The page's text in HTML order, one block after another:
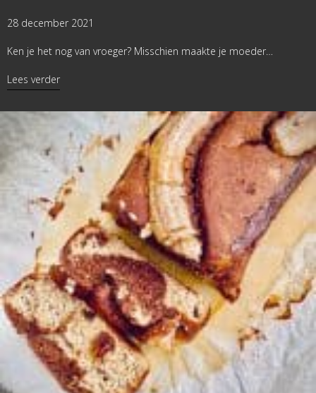
28 december 2021
Ken je het nog van vroeger? Misschien maakte je moeder…
Lees verderabout Broodpudding